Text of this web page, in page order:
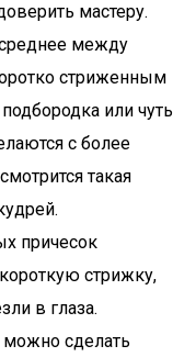
мастеру.
между
стриженным
или чуть
с более
такая
причесок
стрижку,
в глаза.
сделать